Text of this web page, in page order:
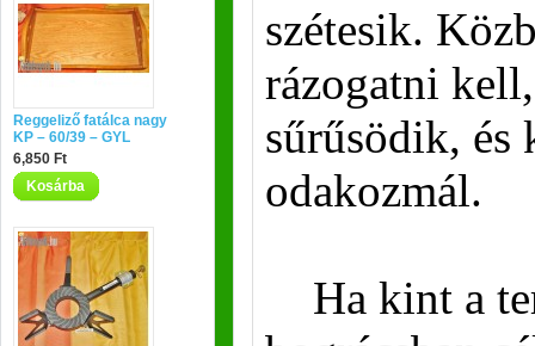
Reggeliző fatálca nagy
KP – 60/39 – GYL
6,850 Ft
Kosárba
szétesik.
rázogatni
sűrűsödik, és
odakozmál.
Ha kint a